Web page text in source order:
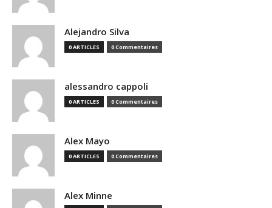
Alejandro Silva
0 ARTICLES 0 Commentaires
alessandro cappoli
0 ARTICLES 0 Commentaires
Alex Mayo
0 ARTICLES 0 Commentaires
Alex Minne